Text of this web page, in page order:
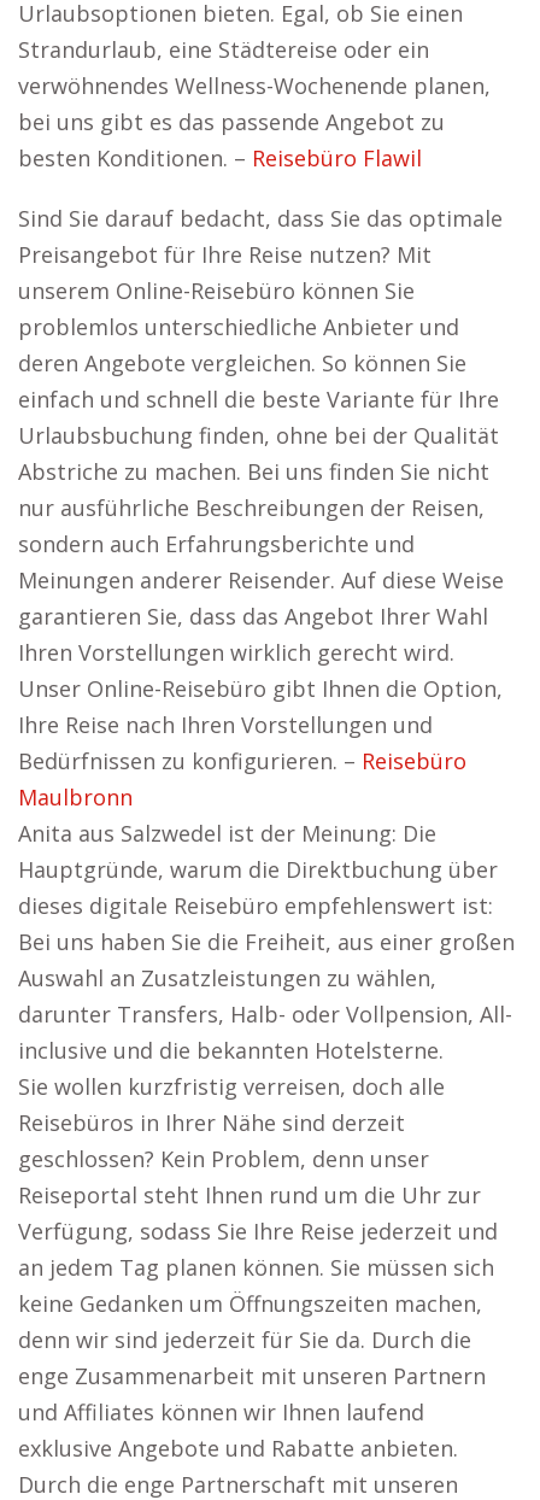
Urlaubsoptionen bieten. Egal, ob Sie einen
Strandurlaub, eine Städtereise oder ein
verwöhnendes Wellness-Wochenende planen,
bei uns gibt es das passende Angebot zu
besten Konditionen. – Reisebüro Flawil
Sind Sie darauf bedacht, dass Sie das optimale
Preisangebot für Ihre Reise nutzen? Mit
unserem Online-Reisebüro können Sie
problemlos unterschiedliche Anbieter und
deren Angebote vergleichen. So können Sie
einfach und schnell die beste Variante für Ihre
Urlaubsbuchung finden, ohne bei der Qualität
Abstriche zu machen. Bei uns finden Sie nicht
nur ausführliche Beschreibungen der Reisen,
sondern auch Erfahrungsberichte und
Meinungen anderer Reisender. Auf diese Weise
garantieren Sie, dass das Angebot Ihrer Wahl
Ihren Vorstellungen wirklich gerecht wird.
Unser Online-Reisebüro gibt Ihnen die Option,
Ihre Reise nach Ihren Vorstellungen und
Bedürfnissen zu konfigurieren. – Reisebüro
Maulbronn
Anita aus Salzwedel ist der Meinung: Die
Hauptgründe, warum die Direktbuchung über
dieses digitale Reisebüro empfehlenswert ist:
Bei uns haben Sie die Freiheit, aus einer großen
Auswahl an Zusatzleistungen zu wählen,
darunter Transfers, Halb- oder Vollpension, All-
inclusive und die bekannten Hotelsterne.
Sie wollen kurzfristig verreisen, doch alle
Reisebüros in Ihrer Nähe sind derzeit
geschlossen? Kein Problem, denn unser
Reiseportal steht Ihnen rund um die Uhr zur
Verfügung, sodass Sie Ihre Reise jederzeit und
an jedem Tag planen können. Sie müssen sich
keine Gedanken um Öffnungszeiten machen,
denn wir sind jederzeit für Sie da. Durch die
enge Zusammenarbeit mit unseren Partnern
und Affiliates können wir Ihnen laufend
exklusive Angebote und Rabatte anbieten.
Durch die enge Partnerschaft mit unseren